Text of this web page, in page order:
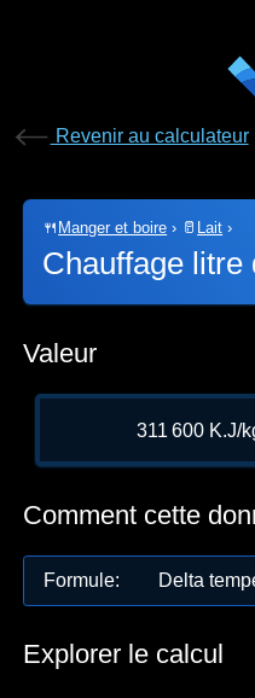
Revenir au calculateur
🍴 Manger et boire › 🥛 Lait ›
Chauffage litre
Valeur
311 600 K.J/
Comment cette
Formule: Delta
Explorer le calcul